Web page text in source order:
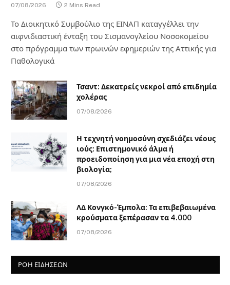
07/08/2026 2 Mins Read
Το Διοικητικό Συμβούλιο της ΕΙΝΑΠ καταγγέλλει την
αιφνιδιαστική ένταξη του Σισμανογλείου Νοσοκομείου
στο πρόγραμμα των πρωινών εφημεριών της Αττικής για
Παθολογικά
Τσαντ: Δεκατρείς νεκροί από επιδημία
χολέρας
07/08/2026
Η τεχνητή νοημοσύνη σχεδιάζει νέους
ιούς: Επιστημονικό άλμα ή
προειδοποίηση για μια νέα εποχή στη
βιολογία;
07/08/2026
ΛΔ Κονγκό-Έμπολα: Τα επιβεβαιωμένα
κρούσματα ξεπέρασαν τα 4.000
07/08/2026
ΡΟΗ ΕΙΔΗΣΕΩΝ